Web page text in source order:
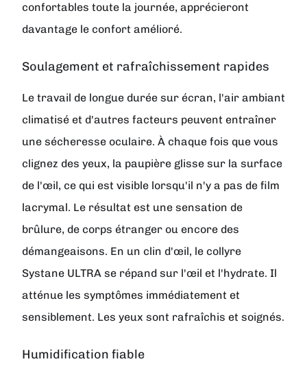
confortables toute la journée, apprécieront
davantage le confort amélioré.
Soulagement et rafraîchissement rapides
Le travail de longue durée sur écran, l'air ambiant
climatisé et d'autres facteurs peuvent entraîner
une sécheresse oculaire. À chaque fois que vous
clignez des yeux, la paupière glisse sur la surface
de l'œil, ce qui est visible lorsqu'il n'y a pas de film
lacrymal. Le résultat est une sensation de
brûlure, de corps étranger ou encore des
démangeaisons. En un clin d'œil, le collyre
Systane ULTRA se répand sur l'œil et l'hydrate. Il
atténue les symptômes immédiatement et
sensiblement. Les yeux sont rafraîchis et soignés.
Humidification fiable